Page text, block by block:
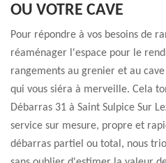
OU VOTRE CAVE
Pour répondre à vos besoins de
réaménager l'espace pour le
rangements au grenier et au
qui vous siéra à merveille. Cela
Débarras 31 à Saint Sulpice Sur
service sur mesure, propre et
débarras partiel ou total, nous